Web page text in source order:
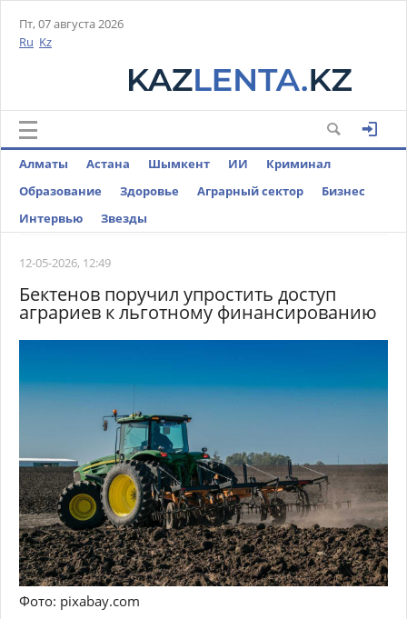
Пт, 07 августа 2026
Ru Kz
Алматы Астана Шымкент ИИ
Криминал
Образование
Здоровье Аграрный сектор
Бизнес
Интервью
Звезды
12-05-2026, 12:49
Бектенов поручил упростить доступ
аграриев к льготному финансированию
Фото: pixabay.com